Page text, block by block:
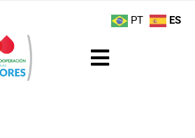
Toggle
PT ES